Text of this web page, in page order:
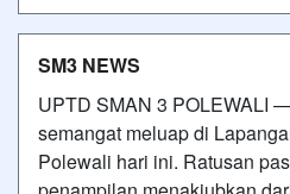
SM3 NEWS
UPTD SMAN 3 POLEWALI
semangat meluap di
Polewali hari ini. Ratusan